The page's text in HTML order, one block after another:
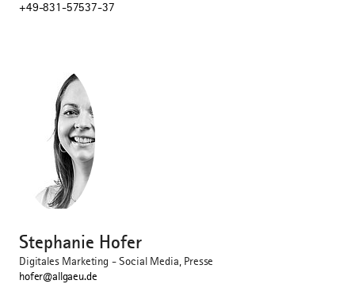
+49-831-57537-37
Stephanie Hofer
Digitales Marketing - Social Media, Presse
hofer@allgaeu.de